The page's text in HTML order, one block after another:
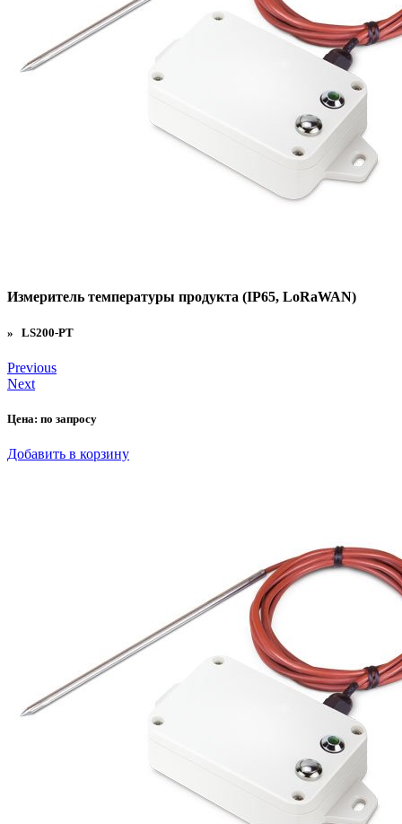
Измеритель температуры продукта (IP65, LoRaWAN)
» LS200-PT
Previous
Next
Цена: по запросу
Добавить в корзину